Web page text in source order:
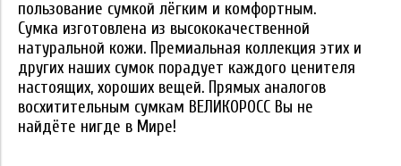
пользование сумкой лёгким и комфортным.
Сумка изготовлена из высококачественной
натуральной кожи. Премиальная коллекция этих и
других наших сумок порадует каждого ценителя
настоящих, хороших вещей. Прямых аналогов
восхитительным сумкам ВЕЛИКОРОСС Вы не
найдёте нигде в Мире!